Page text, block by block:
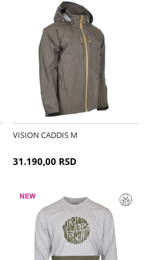
VISION CADDIS M
31.190,00 RSD